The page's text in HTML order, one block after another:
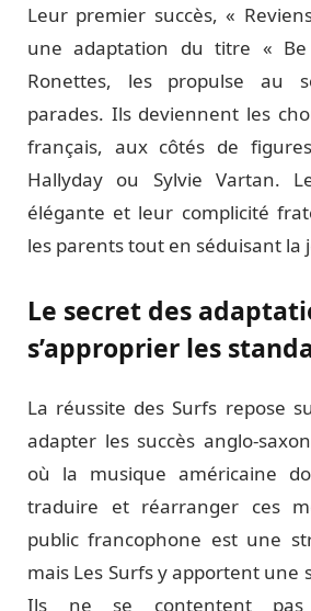
Leur premier succès, «
une adaptation du titre «
Ronettes, les propulse au
parades. Ils deviennent les
français, aux côtés de
Hallyday ou Sylvie Vartan.
élégante et leur complicité
les parents tout en séduisant la
Le secret des
s’approprier les
La réussite des Surfs repose
adapter les succès anglo-
où la musique américaine
traduire et réarranger ces
public francophone est une
mais Les Surfs y apportent une
Ils ne se contentent